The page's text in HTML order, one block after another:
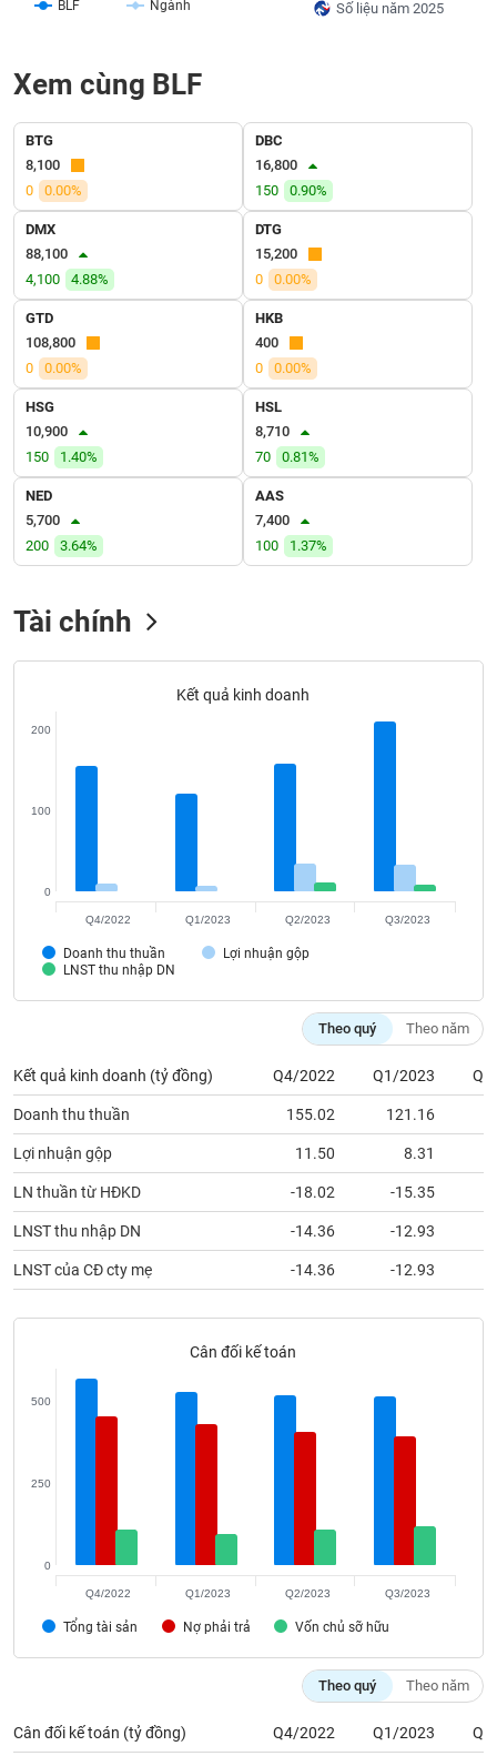
Số liệu năm 2025
BLF Ngành
Xem cùng BLF
BTG
8,100
0
0.00%
DBC
16,800
150
0.90%
DMX
88,100
4,100
4.88%
DTG
15,200
0
0.00%
GTD
108,800
0
0.00%
HKB
400
0
0.00%
HSG
10,900
150
1.40%
HSL
8,710
70
0.81%
NED
5,700
200
3.64%
AAS
7,400
100
1.37%
Tài chính
Kết quả kinh doanh
Doanh thu thuần
Lợi nhuận gộp
LNST thu nhập DN
0
100
200
Q4/2022 Q1/2023 Q2/2023 Q3/2023
Theo quý Theo năm
Kết quả kinh doanh (tỷ đồng) Q4/2022 Q1/2023
Doanh thu thuần 155.02 121.16
Lợi nhuận gộp 11.50 8.31
LN thuần từ HĐKD -18.02 -15.35
LNST thu nhập DN -14.36 -12.93
LNST của CĐ cty mẹ -14.36 -12.93
Cân đối kế toán
Tổng tài sản Nợ phải trả Vốn chủ sỡ hữu
0
250
500
Q4/2022 Q1/2023 Q2/2023 Q3/2023
Theo quý Theo năm
Cân đối kế toán (tỷ đồng) Q4/2022 Q1/2023
NGHỆ
TIN
DỊCH
VỤ
TRUYỀN
THÔNG
TIỆN
ÍCH
BẤT
SẢN
Mã
(-)
Tất cả Chứng chỉ quỹ
Tất cả Người nội bộ Người liên quan Cổ đông lớn
Tin
(-)
Bài
viết
của
giả
(-)
Báo
cáo
phân
tích
Thuật
(-)
Dịch
tài